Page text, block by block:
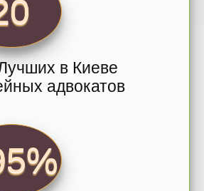
в Киеве
адвокатов